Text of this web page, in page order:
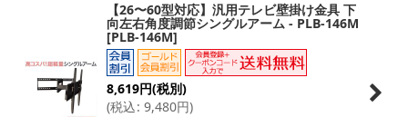
【26〜60型対応】汎用テレビ壁掛け金具 下
向左右角度調節シングルアーム - PLB-146M
[PLB-146M]
8,619円(税別)
(税込: 9,480円)